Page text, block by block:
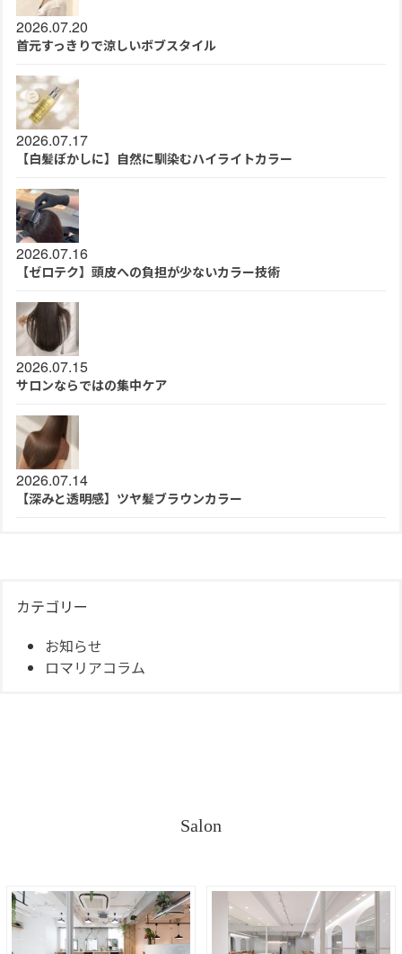
2026.07.20
首元すっきりで涼しいボブスタイル
2026.07.17
【白髪ぼかしに】自然に馴染むハイライトカラー
2026.07.16
【ゼロテク】頭皮への負担が少ないカラー技術
2026.07.15
サロンならではの集中ケア
2026.07.14
【深みと透明感】ツヤ髪ブラウンカラー
カテゴリー
お知らせ
ロマリアコラム
Salon